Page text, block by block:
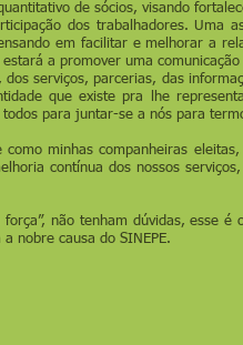
de sócios, visando
dos trabalhadores. Uma
em facilitar e melhorar a
a promover uma
dos serviços, parcerias, das
que existe pra lhe
para juntar-se a nós para
como minhas companheiras
contínua dos nossos
não tenham dúvidas, esse
nobre causa do SINEPE.